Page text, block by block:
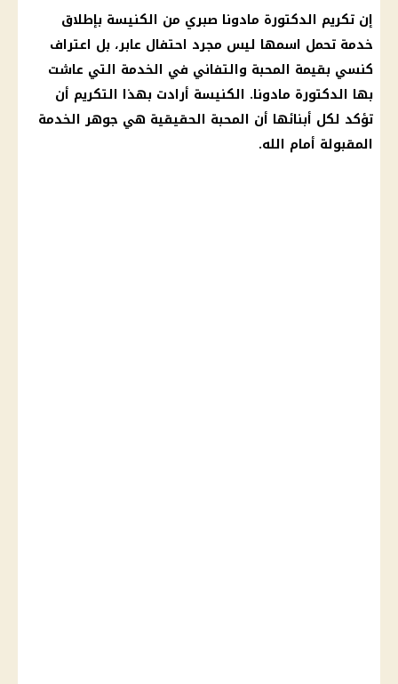
إن تكريم الدكتورة مادونا صبري من الكنيسة بإطلاق
خدمة تحمل اسمها ليس مجرد احتفال عابر، بل اعتراف
كنسي بقيمة المحبة والتفاني في الخدمة التي عاشت
بها الدكتورة مادونا. الكنيسة أرادت بهذا التكريم أن
تؤكد لكل أبنائها أن المحبة الحقيقية هي جوهر الخدمة
المقبولة أمام الله.